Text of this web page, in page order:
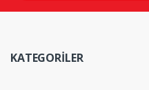
KATEGORİLER